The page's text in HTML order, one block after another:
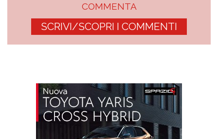
COMMENTA
SCRIVI/SCOPRI I COMMENTI